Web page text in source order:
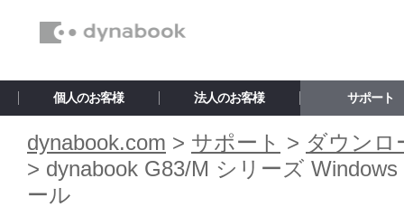
個人のお客様 法人のお客様 サポート
dynabook.com > サポート > ダウンロ
> dynabook G83/M シリーズ
ール